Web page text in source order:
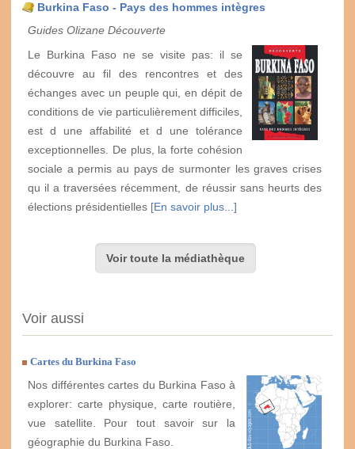
Burkina Faso - Pays des hommes intègres
Guides Olizane Découverte
Le Burkina Faso ne se visite pas: il se
découvre au fil des rencontres et des
échanges avec un peuple qui, en dépit de
conditions de vie particulièrement difficiles,
est d une affabilité et d une tolérance
exceptionnelles. De plus, la forte cohésion
sociale a permis au pays de surmonter les graves crises
qu il a traversées récemment, de réussir sans heurts des
élections présidentielles [En savoir plus...]
Voir toute la médiathèque
Voir aussi
Cartes du Burkina Faso
Nos différentes cartes du Burkina Faso à
explorer: carte physique, carte routière,
vue satellite. Pour tout savoir sur la
géographie du Burkina Faso.